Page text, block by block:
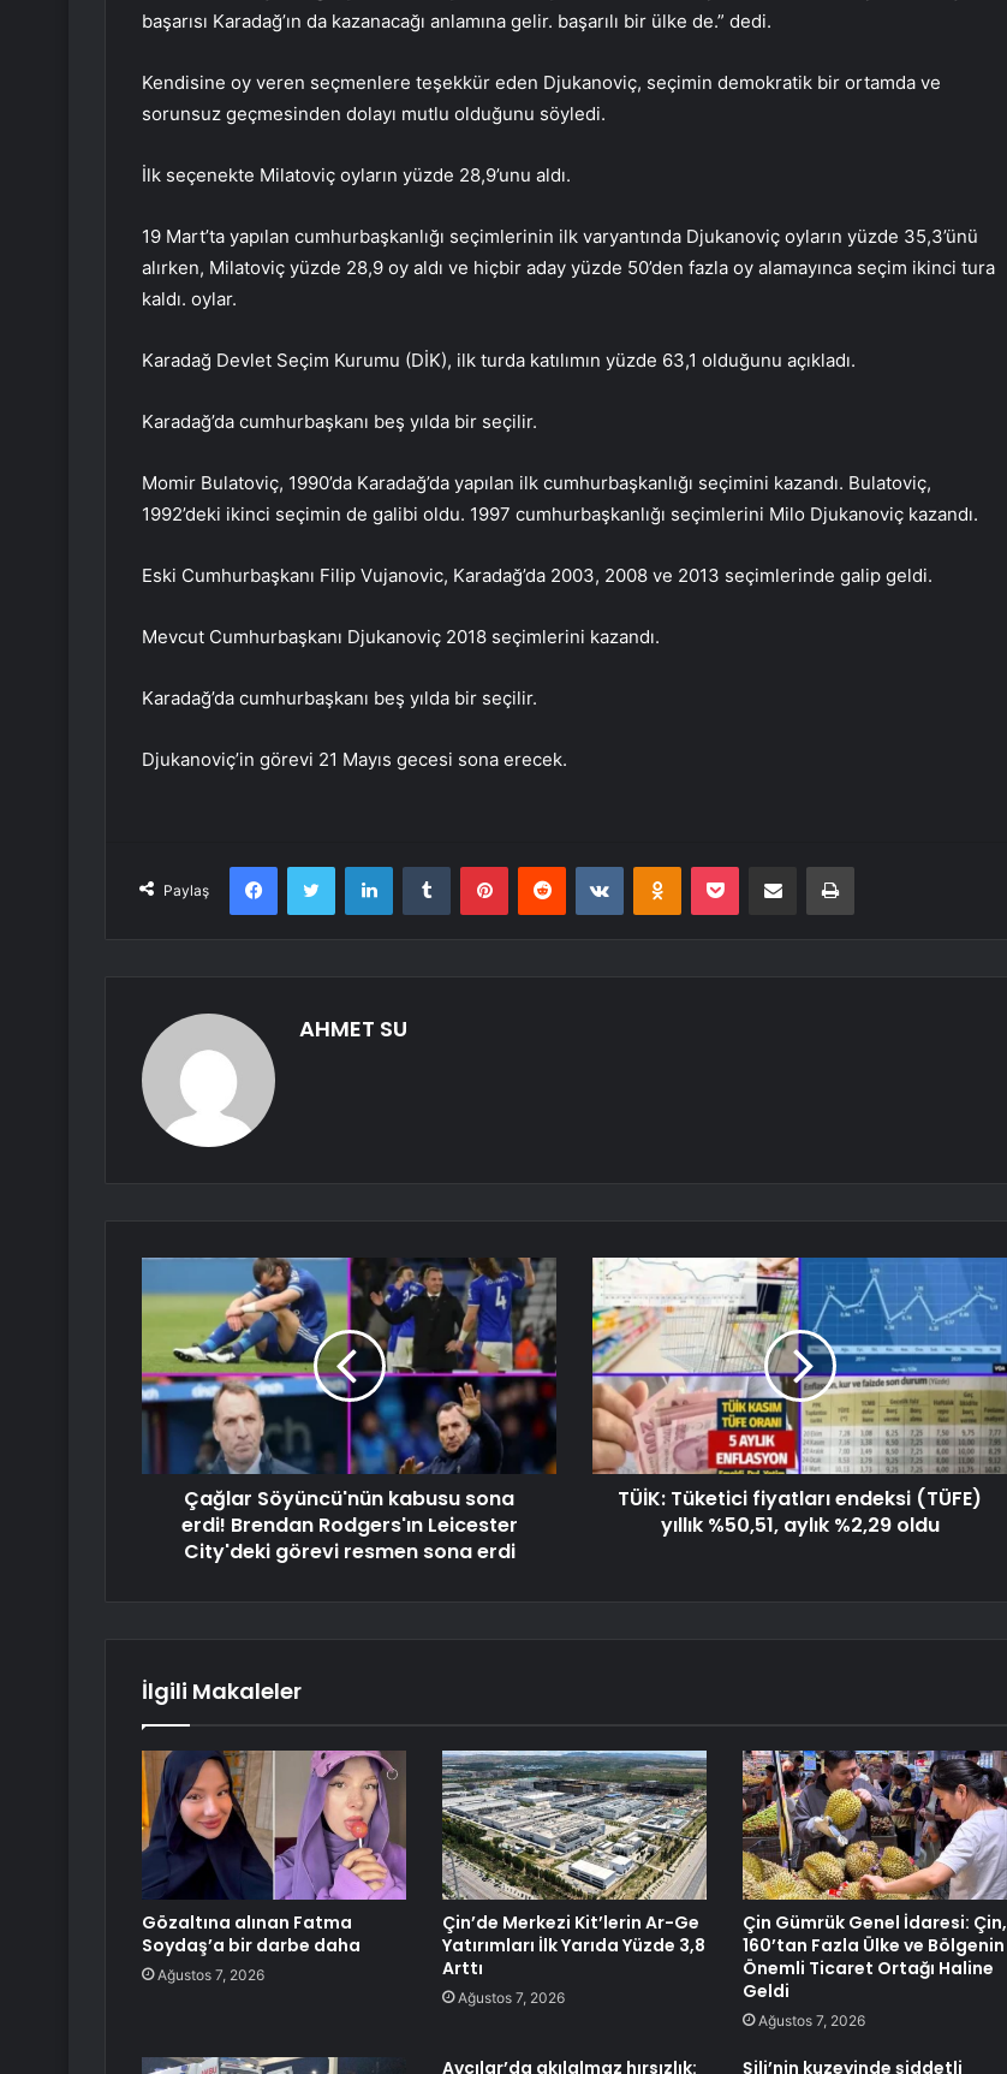
başarısı Karadağ’ın da kazanacağı anlamına gelir. başarılı bir ülke de.” dedi.
Kendisine oy veren seçmenlere teşekkür eden Djukanoviç, seçimin demokratik bir ortamda ve
sorunsuz geçmesinden dolayı mutlu olduğunu söyledi.
İlk seçenekte Milatoviç oyların yüzde 28,9’unu aldı.
19 Mart’ta yapılan cumhurbaşkanlığı seçimlerinin ilk varyantında Djukanoviç oyların yüzde 35,3’ünü
alırken, Milatoviç yüzde 28,9 oy aldı ve hiçbir aday yüzde 50’den fazla oy alamayınca seçim ikinci tura
kaldı. oylar.
Karadağ Devlet Seçim Kurumu (DİK), ilk turda katılımın yüzde 63,1 olduğunu açıkladı.
Karadağ’da cumhurbaşkanı beş yılda bir seçilir.
Momir Bulatoviç, 1990’da Karadağ’da yapılan ilk cumhurbaşkanlığı seçimini kazandı. Bulatoviç,
1992’deki ikinci seçimin de galibi oldu. 1997 cumhurbaşkanlığı seçimlerini Milo Djukanoviç kazandı.
Eski Cumhurbaşkanı Filip Vujanovic, Karadağ’da 2003, 2008 ve 2013 seçimlerinde galip geldi.
Mevcut Cumhurbaşkanı Djukanoviç 2018 seçimlerini kazandı.
Karadağ’da cumhurbaşkanı beş yılda bir seçilir.
Djukanoviç’in görevi 21 Mayıs gecesi sona erecek.
Paylaş
FacebookTwitter LinkedInTumblr PinterestReddit VKontakteOdnoklassniki
Pocket E-Posta ile paylaş Yazdır
AHMET SU
Çağlar Söyüncü'nün kabusu sona
erdi! Brendan Rodgers'ın Leicester
City'deki görevi resmen sona erdi
TÜİK: Tüketici fiyatları endeksi (TÜFE)
yıllık %50,51, aylık %2,29 oldu
İlgili Makaleler
Gözaltına alınan Fatma
Soydaş’a bir darbe daha
Ağustos 7, 2026
Çin’de Merkezi Kit’lerin Ar-Ge
Yatırımları İlk Yarıda Yüzde 3,8
Arttı
Ağustos 7, 2026
Çin Gümrük Genel İdaresi: Çin,
160’tan Fazla Ülke ve Bölgenin
Önemli Ticaret Ortağı Haline
Geldi
Ağustos 7, 2026
Avcılar’da akılalmaz hırsızlık: Şili’nin kuzeyinde şiddetli